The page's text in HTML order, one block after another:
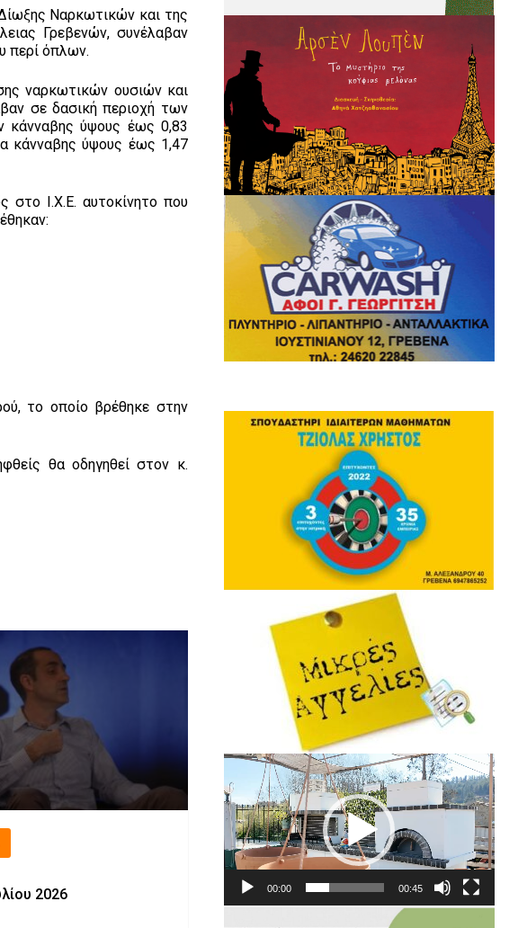
Ναρκωτικών και της
Γρεβενών, συνέλαβαν
περί όπλων.
ναρκωτικών ουσιών και
σε δασική περιοχή των
κάνναβης ύψους έως 0,83
κάνναβης ύψους έως 1,47
στο Ι.Χ.Ε. αυτοκίνητο που
το οποίο βρέθηκε στην
θα οδηγηθεί στον κ.
2026
Πρόγραμμα
Αναπαραγωγής
Βίντεο
00:00 00:45